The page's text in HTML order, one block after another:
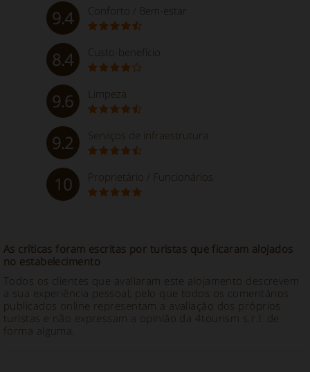
9.4 Conforto / Bem-estar
8.4 Custo-benefício
9.6 Limpeza
9.2 Serviços de infraestrutura
10 Proprietário / Funcionários
As críticas foram escritas por turistas que ficaram alojados
no estabelecimento
Todos os clientes que avaliaram este alojamento descrevem
a sua experiência pessoal, pelo que todos os comentários
publicados online representam a avaliação dos próprios
turistas e não expressam a opinião da 4tourism s.r.l. de
forma alguma.